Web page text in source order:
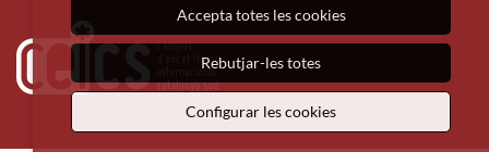
Accepta totes les cookies
Rebutjar-les totes
Configurar les cookies